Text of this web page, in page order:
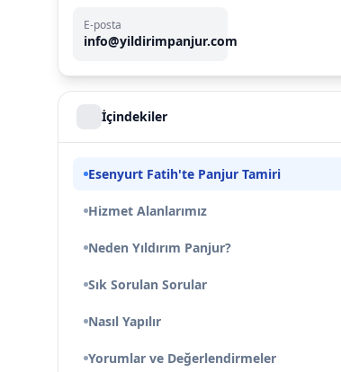
E-posta
info@yildirimpanjur.com
İçindekiler
Esenyurt Fatih'te Panjur Tamiri
Hizmet Alanlarımız
Neden Yıldırım Panjur?
Sık Sorulan Sorular
Nasıl Yapılır
Yorumlar ve Değerlendirmeler